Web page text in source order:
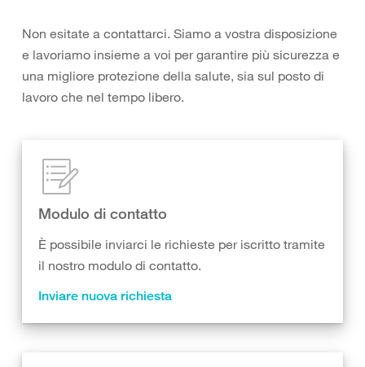
Non esitate a contattarci. Siamo a vostra disposizione
e lavoriamo insieme a voi per garantire più sicurezza e
una migliore protezione della salute, sia sul posto di
lavoro che nel tempo libero.
Modulo di contatto
È possibile inviarci le richieste per iscritto tramite
il nostro modulo di contatto.
Inviare nuova richiesta